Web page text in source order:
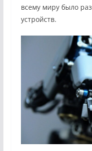
всему миру было
устройств.